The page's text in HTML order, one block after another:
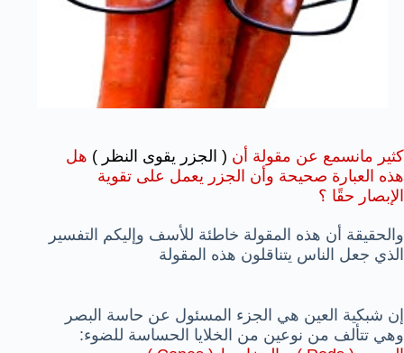
كثير مانسمع عن مقولة أن ( الجزر يقوى النظر ) هل
هذه العبارة صحيحة وأن الجزر يعمل على تقوية
الإبصار حقًا ؟
والحقيقة أن هذه المقولة خاطئة للأسف وإليكم التفسير
الذي جعل الناس يتناقلون هذه المقولة
إن شبكية العين هي الجزء المسئول عن حاسة البصر
وهي تتألف من نوعين من الخلايا الحساسة للضوء: